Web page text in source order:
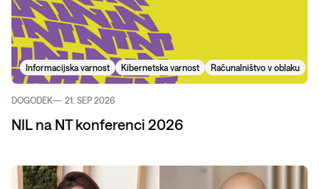
Informacijska varnost Kibernetska varnost Računalništvo v oblaku
DOGODEK 21. SEP 2026
NIL na NT konferenci 2026